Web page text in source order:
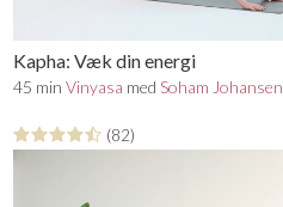
Kapha: Væk din energi
45 minVinyasa med Soham Johansen
(82)